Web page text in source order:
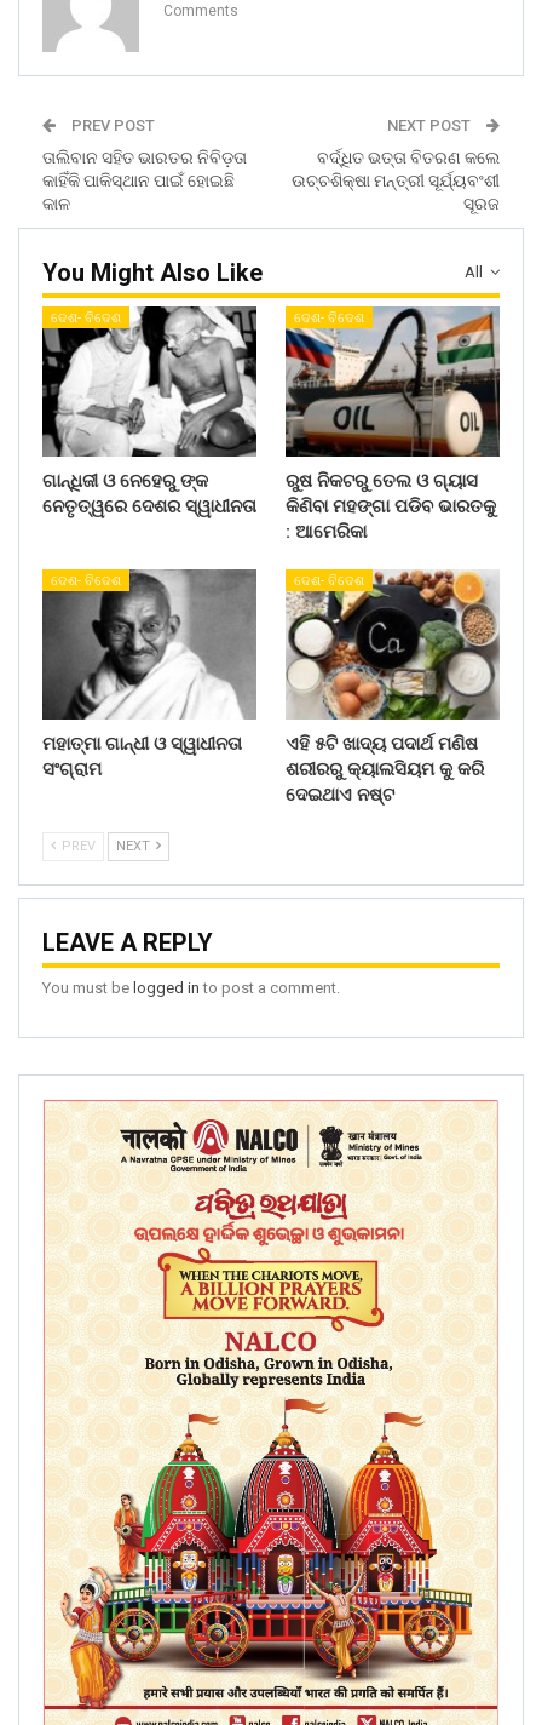
Comments
PREV POST
ତାଲିବାନ ସହିତ ଭାରତର ନିବିଡ଼ତା
କାହିଁକି ପାକିସ୍ଥାନ ପାଇଁ ହୋଇଛି
କାଳ
NEXT POST
ବର୍ଦ୍ଧିତ ଭତ୍ତା ବିତରଣ କଲେ
ଉଚ୍ଚଶିକ୍ଷା ମନ୍ତ୍ରୀ ସୂର୍ଯ୍ୟବଂଶୀ
ସୂରଜ
All
You Might Also Like
ଦେଶ- ବିଦେଶ
ଗାନ୍ଧିଜୀ ଓ ନେହେରୁ ଙ୍କ
ନେତୃତ୍ୱରେ ଦେଶର ସ୍ୱାଧୀନତା
ଦେଶ- ବିଦେଶ
ରୁଷ ନିକଟରୁ ତେଲ ଓ ଗ୍ୟାସ
କିଣିବା ମହଙ୍ଗା ପଡିବ ଭାରତକୁ
: ଆମେରିକା
ଦେଶ- ବିଦେଶ
ମହାତ୍ମା ଗାନ୍ଧୀ ଓ ସ୍ୱାଧୀନତା
ସଂଗ୍ରାମ
ଦେଶ- ବିଦେଶ
ଏହି ୫ଟି ଖାଦ୍ୟ ପଦାର୍ଥ ମଣିଷ
ଶରୀରରୁ କ୍ୟାଲସିୟମ କୁ କରି
ଦେଇଥାଏ ନଷ୍ଟ
PREV NEXT
LEAVE A REPLY
You must be logged in to post a comment.